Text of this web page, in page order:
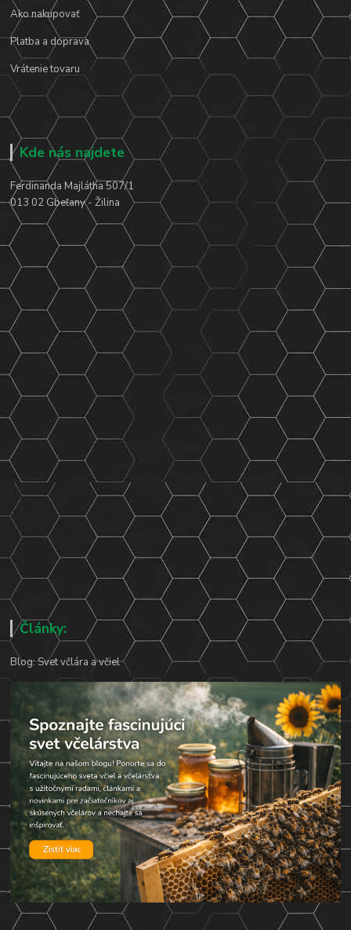
Ako nakupovať
Platba a doprava
Vrátenie tovaru
Kde nás najdete
Ferdinanda Majlátha 507/1
013 02 Gbeľany - Žilina
Články:
Blog: Svet včlára a včiel